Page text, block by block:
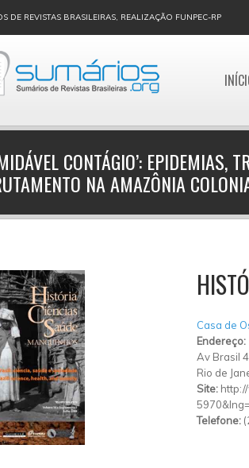
DE REVISTAS BRASILEIRAS, REALIZAÇÃO FUNPEC-RP
CONTÁGIO’: EPIDEMIAS,
NA AMAZÔNIA
Casa de
Endereço:
Av Brasil
Rio de
Site:
Telefone: